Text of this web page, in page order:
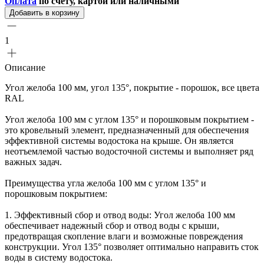
Добавить в корзину
1
Описание
Угол желоба 100 мм, угол 135°, покрытие - порошок, все цвета
RAL
Угол желоба 100 мм с углом 135° и порошковым покрытием -
это кровельный элемент, предназначенный для обеспечения
эффективной системы водостока на крыше. Он является
неотъемлемой частью водосточной системы и выполняет ряд
важных задач.
Преимущества угла желоба 100 мм с углом 135° и
порошковым покрытием:
1. Эффективный сбор и отвод воды: Угол желоба 100 мм
обеспечивает надежный сбор и отвод воды с крыши,
предотвращая скопление влаги и возможные повреждения
конструкции. Угол 135° позволяет оптимально направить сток
воды в систему водостока.